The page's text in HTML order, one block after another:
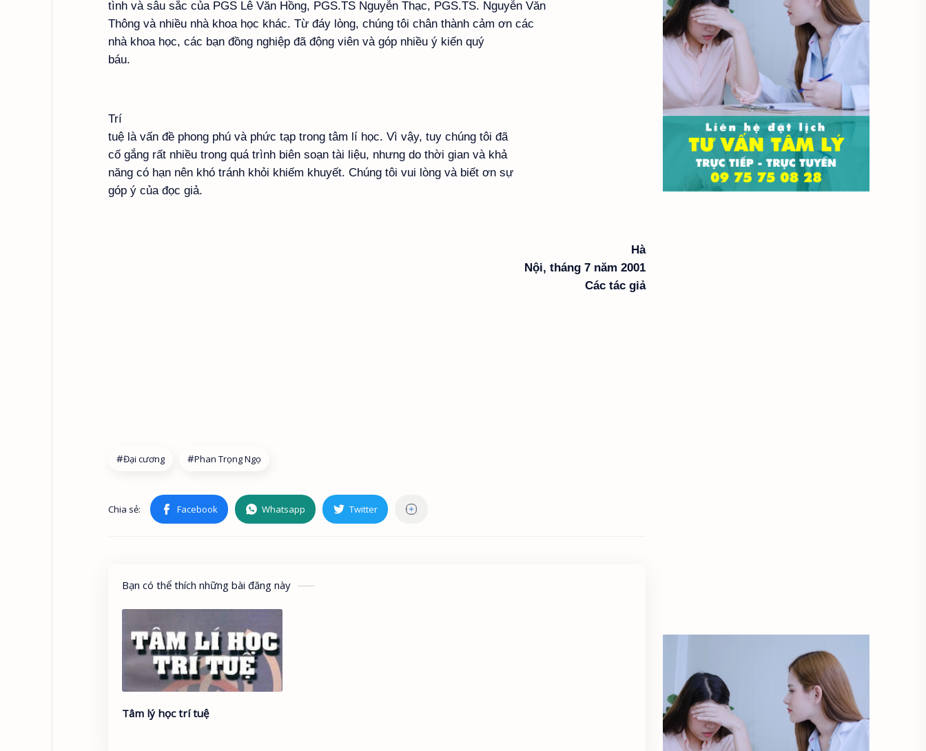
tình và sâu sắc của PGS Lê Văn Hồng, PGS.TS Nguyễn Thạc, PGS.TS. Nguyễn Văn
Thông và nhiều nhà khoa học khác. Từ đáy lòng, chúng tôi chân thành cảm ơn các
nhà khoa học, các bạn đồng nghiệp đã động viên và góp nhiều ý kiến quý
báu.
Trí
tuệ là vấn đề phong phú và phức tạp trong tâm lí học. Vì vậy, tuy chúng tôi đã
cố gắng rất nhiều trong quá trình biên soạn tài liệu, nhưng do thời gian và khả
năng có hạn nên khó tránh khỏi khiếm khuyết. Chúng tôi vui lòng và biết ơn sự
góp ý của đọc giả.
Hà
Nội, tháng 7 năm 2001
Các tác giả
Đại cương Phan Trọng Ngọ
Bạn có thể thích những bài đăng này
Tâm lý học trí tuệ
Sách tham khảo
Sư phạm Tham vấn
Tham vấn - trị liệu
Trắc nghiệm
Tài liệu môn học
Tài liệu ôn tập